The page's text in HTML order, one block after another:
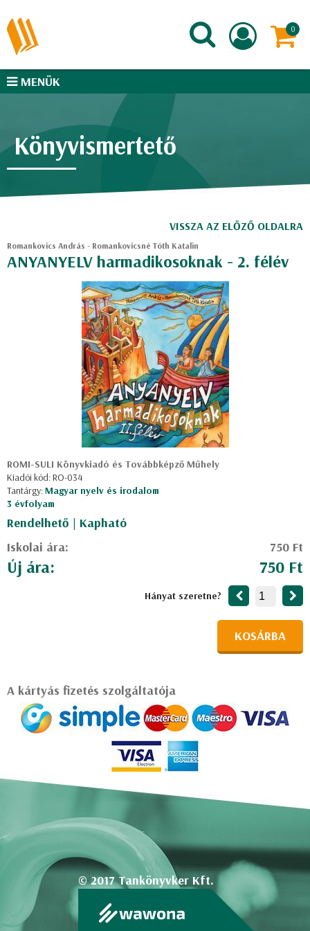
MENÜK
Könyvismertető
VISSZA AZ ELŐZŐ OLDALRA
Romankovics András - Romankovicsné Tóth Katalin
ANYANYELV harmadikosoknak - 2. félév
ROMI-SULI Könyvkiadó és Továbbképző Műhely
Kiadói kód: RO-034
Tantárgy:Magyar nyelv és irodalom
3 évfolyam
Rendelhető | Kapható
Iskolai ára:
750 Ft
Új ára: 750 Ft
Hányat szeretne?
KOSÁRBA
A kártyás fizetés szolgáltatója
© 2017 Tankönyvker Kft.